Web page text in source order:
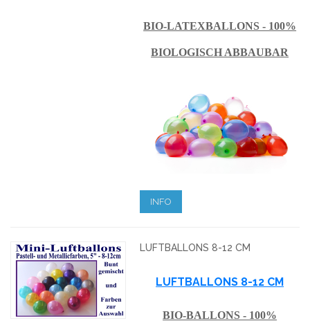
BIO-LATEXBALLONS - 100%
BIOLOGISCH ABBAUBAR
INFO
LUFTBALLONS 8-12 CM
LUFTBALLONS 8-12 CM
BIO-BALLONS - 100%